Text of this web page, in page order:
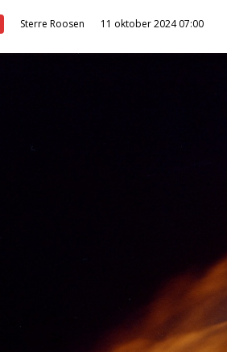
Sterre Roosen 11 oktober 2024 07:00